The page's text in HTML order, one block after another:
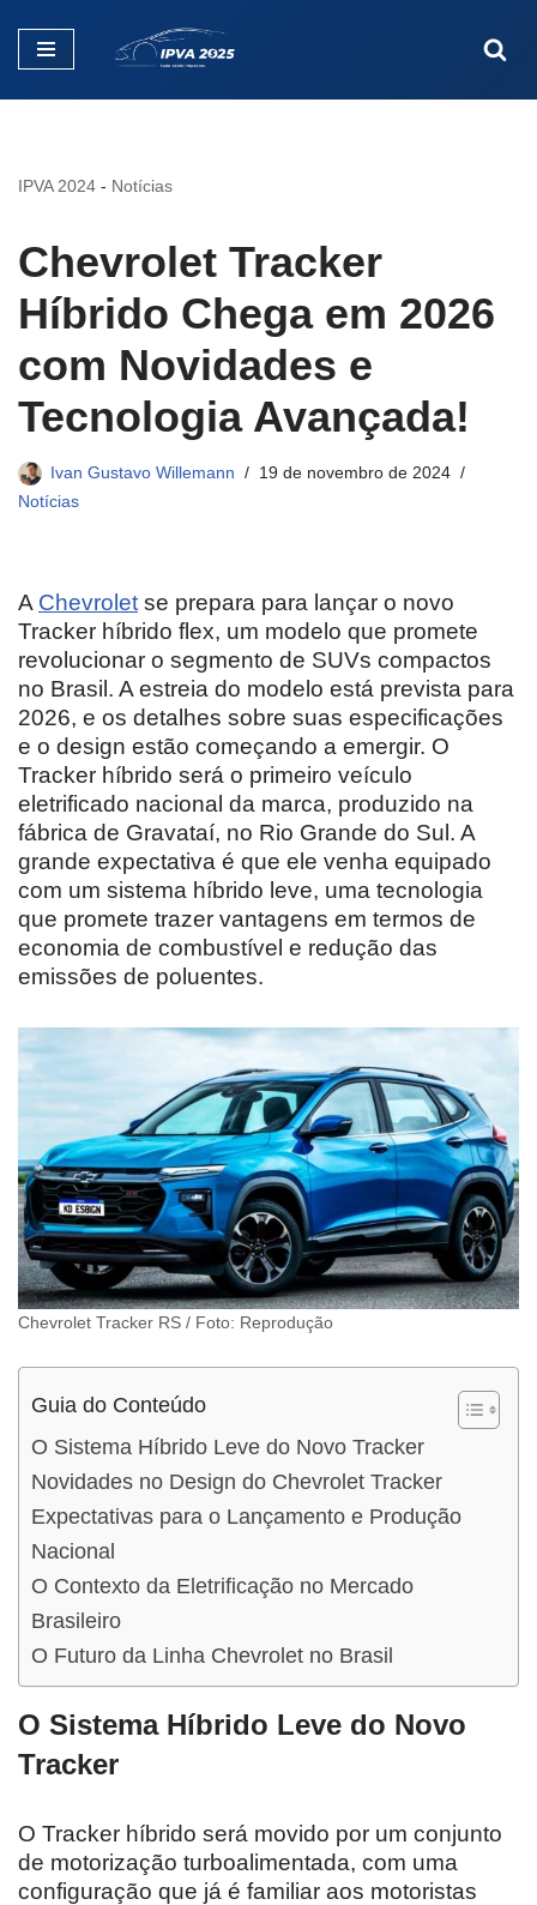
Pular
IPVA 2024 - Notícias
Chevrolet Tracker
Híbrido Chega em 2026
com Novidades e
Tecnologia Avançada!
Ivan Gustavo Willemann
19 de novembro de 2024
Notícias
A Chevrolet se prepara para lançar o novo
Tracker híbrido flex, um modelo que promete
revolucionar o segmento de SUVs compactos
no Brasil. A estreia do modelo está prevista para
2026, e os detalhes sobre suas especificações
e o design estão começando a emergir. O
Tracker híbrido será o primeiro veículo
eletrificado nacional da marca, produzido na
fábrica de Gravataí, no Rio Grande do Sul. A
grande expectativa é que ele venha equipado
com um sistema híbrido leve, uma tecnologia
que promete trazer vantagens em termos de
economia de combustível e redução das
emissões de poluentes.
Chevrolet Tracker RS / Foto: Reprodução
Guia do Conteúdo
O Sistema Híbrido Leve do Novo Tracker
Novidades no Design do Chevrolet Tracker
Expectativas para o Lançamento e Produção
Nacional
O Contexto da Eletrificação no Mercado
Brasileiro
O Futuro da Linha Chevrolet no Brasil
O Sistema Híbrido Leve do Novo
Tracker
O Tracker híbrido será movido por um conjunto
de motorização turboalimentada, com uma
configuração que já é familiar aos motoristas